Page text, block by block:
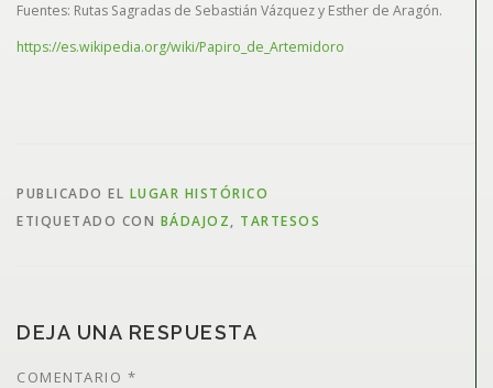
Fuentes: Rutas Sagradas de Sebastián Vázquez y Esther de Aragón.
https://es.wikipedia.org/wiki/Papiro_de_Artemidoro
PUBLICADO EL LUGAR HISTÓRICO
ETIQUETADO CON BÁDAJOZ, TARTESOS
DEJA UNA RESPUESTA
COMENTARIO *